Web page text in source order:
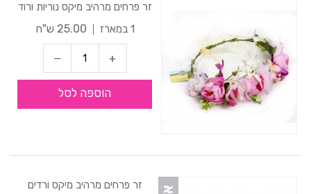
זר פרחים מרהיב מיקס נוריות ורוד
1 במארז
25.00 ש"ח
הוספה לסל
זר פרחים מרהיב מיקס ורדים